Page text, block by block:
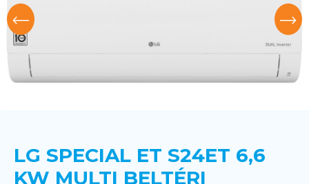
LG SPECIAL ET S24ET 6,6
KW MULTI BELTÉRI